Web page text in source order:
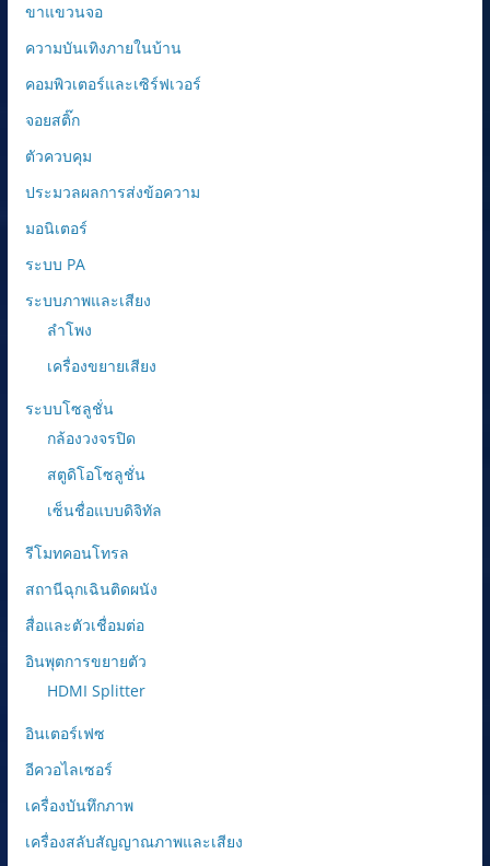
ขาแขวนจอ
ความบันเทิงภายในบ้าน
คอมพิวเตอร์และเซิร์ฟเวอร์
จอยสติ๊ก
ตัวควบคุม
ประมวลผลการส่งข้อความ
มอนิเตอร์
ระบบ PA
ระบบภาพและเสียง
ลำโพง
เครื่องขยายเสียง
ระบบโซลูชั่น
กล้องวงจรปิด
สตูดิโอโซลูชั่น
เซ็นชื่อแบบดิจิทัล
รีโมทคอนโทรล
สถานีฉุกเฉินติดผนัง
สื่อและตัวเชื่อมต่อ
อินพุตการขยายตัว
HDMI Splitter
อินเตอร์เฟซ
อีควอไลเซอร์
เครื่องบันทึกภาพ
เครื่องสลับสัญญาณภาพและเสียง